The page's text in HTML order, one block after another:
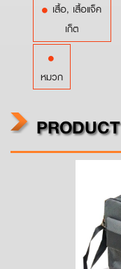
เสื้อ, เสื้อแจ็ค
เก็ต
หมวก
PRODUCT